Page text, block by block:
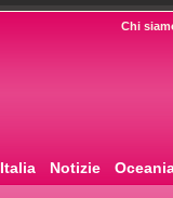
Chi
Italia Notizie